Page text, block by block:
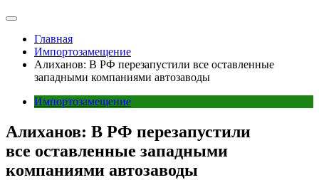
Главная
Импортозамещение
Алиханов: В РФ перезапустили все оставленные
западными компаниями автозаводы
Импортозамещение
Алиханов: В РФ перезапустили
все оставленные западными
компаниями автозаводы